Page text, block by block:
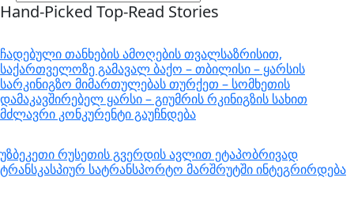
Hand-Picked Top-Read Stories
ჩადებული თანხების ამოღების თვალსაზრისით,
საქართველოზე გამავალ ბაქო – თბილისი – ყარსის
სარკინიგზო მიმართულებას თურქეთ – სომხეთის
დამაკავშირებელ ყარსი – გიუმრის რკინიგზის სახით
მძლავრი კონკურენტი გაუჩნდება
უზბეკეთი რუსეთის გვერდის ავლით ეტაპობრივად
ტრანსკასპიურ სატრანსპორტო მარშრუტში ინტეგრირდება